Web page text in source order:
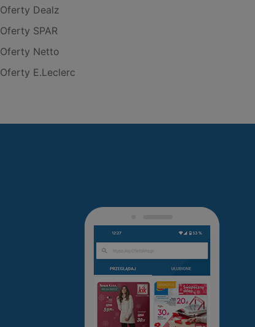
Oferty Dealz
Oferty SPAR
Oferty Netto
Oferty E.Leclerc